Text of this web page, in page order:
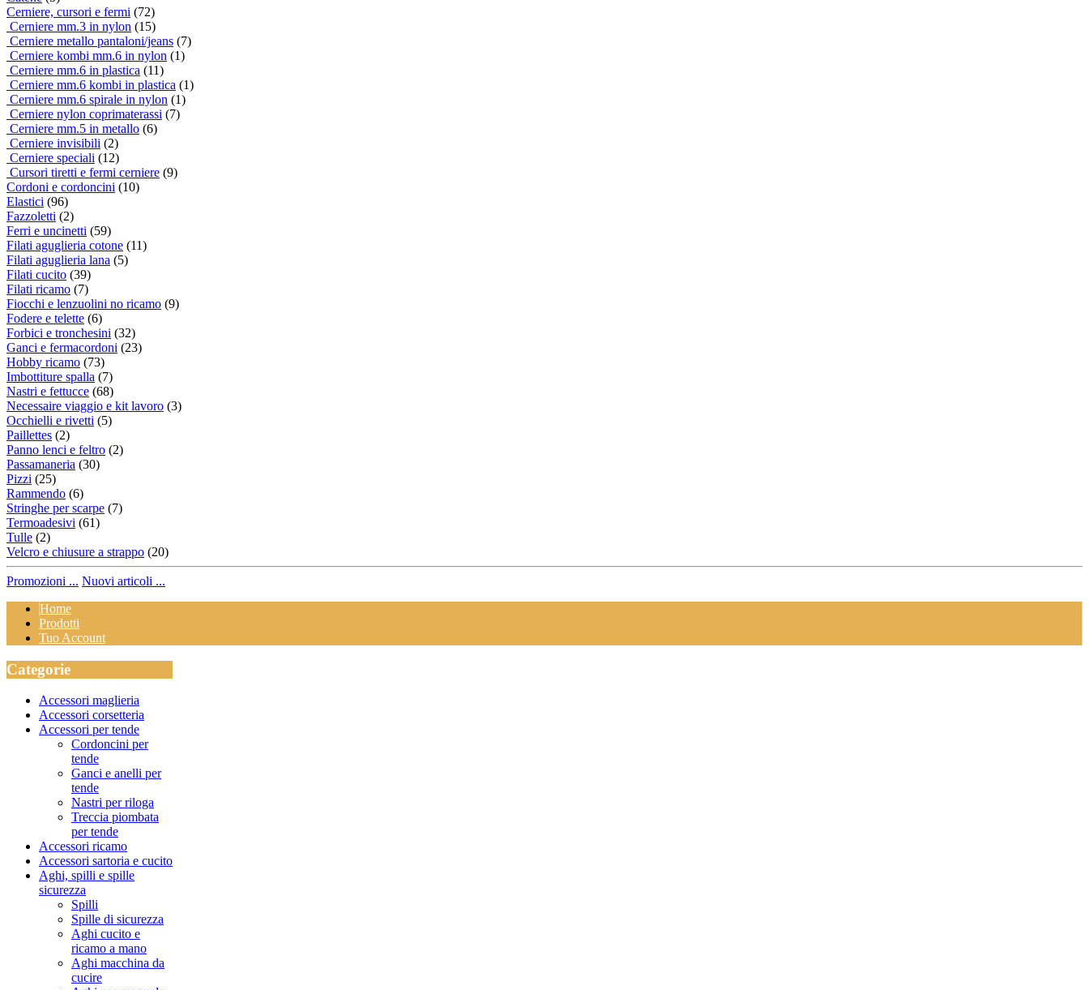
Cerniere, cursori e fermi (72)
Cerniere mm.3 in nylon (15)
Cerniere metallo pantaloni/jeans (7)
Cerniere kombi mm.6 in nylon (1)
Cerniere mm.6 in plastica (11)
Cerniere mm.6 kombi in plastica (1)
Cerniere mm.6 spirale in nylon (1)
Cerniere nylon coprimaterassi (7)
Cerniere mm.5 in metallo (6)
Cerniere invisibili (2)
Cerniere speciali (12)
Cursori tiretti e fermi cerniere (9)
Cordoni e cordoncini (10)
Elastici (96)
Fazzoletti (2)
Ferri e uncinetti (59)
Filati aguglieria cotone (11)
Filati aguglieria lana (5)
Filati cucito (39)
Filati ricamo (7)
Fiocchi e lenzuolini no ricamo (9)
Fodere e telette (6)
Forbici e tronchesini (32)
Ganci e fermacordoni (23)
Hobby ricamo (73)
Imbottiture spalla (7)
Nastri e fettucce (68)
Necessaire viaggio e kit lavoro (3)
Occhielli e rivetti (5)
Paillettes (2)
Panno lenci e feltro (2)
Passamaneria (30)
Pizzi (25)
Rammendo (6)
Stringhe per scarpe (7)
Termoadesivi (61)
Tulle (2)
Velcro e chiusure a strappo (20)
Promozioni ... Nuovi articoli ...
Home
Prodotti
Tuo Account
Categorie
Accessori maglieria
Accessori corsetteria
Accessori per tende
Cordoncini per
tende
Ganci e anelli per
tende
Nastri per riloga
Treccia piombata
per tende
Accessori ricamo
Accessori sartoria e cucito
Aghi, spilli e spille
sicurezza
Spilli
Spille di sicurezza
Aghi cucito e
ricamo a mano
Aghi macchina da
cucire